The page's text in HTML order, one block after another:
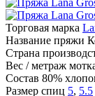
Торговая марка
Название пряжи
Страна
Вес / метраж
Состав 80%
Размер спиц 5, 5.5